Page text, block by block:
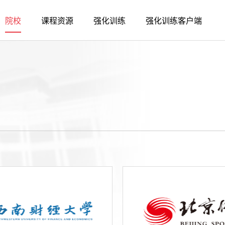
院校 课程资源 强化训练 强化训练客户端